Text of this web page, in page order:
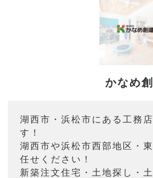
かなめ
湖西市・浜松市にある工務
す！
湖西市や浜松市西部地区・
任せください！
新築注文住宅・土地探し・